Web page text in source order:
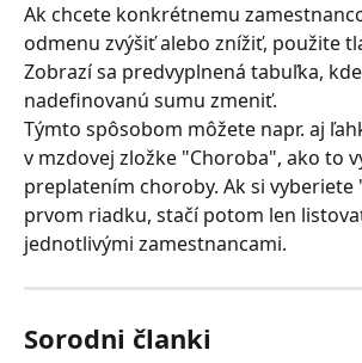
Ak chcete konkrétnemu
odmenu zvýšiť alebo znížiť, použite
Zobrazí sa predvyplnená tabuľka,
nadefinovanú sumu zmeniť.
Týmto spôsobom môžete napr. aj
v mzdovej zložke "Choroba", ako to
preplatením choroby. Ak si
prvom riadku, stačí potom len
jednotlivými zamestnancami.
Sorodni članki